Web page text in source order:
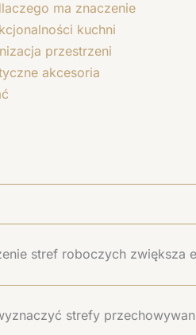
ma znaczenie
kuchni
przestrzeni
akcesoria
stref roboczych zwiększa
strefy